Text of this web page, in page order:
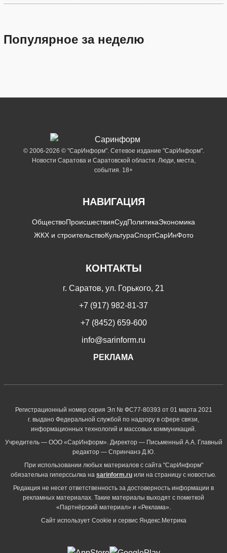
Популярное за неделю
© 2006-2026 © "СарИнформ". Сетевое издание "СарИнформ".
Новости Саратова и Саратовской области. Люди, места,
события. 18+
НАВИГАЦИЯ
ОбществоПроисшествияСудПолитикаЭкономика
ЖКХ и строительствоКультураСпортСарИнФото
КОНТАКТЫ
г. Саратов, ул. Горького, 21
+7 (917) 982-81-37
+7 (8452) 659-600
info@sarinform.ru
РЕКЛАМА
Регистрационный номер серия Эл № ФС77-80393 от 01 марта 2021
г. выдано Федеральной службой по надзору в сфере связи,
информационных технологий и массовых коммуникаций.
Учредитель — ООО «СарИнформ». Директор — Письменный А.А. Главный
редактор — Спринчанэ Д.Ю.
При использовании любых материалов с сайта "СарИнформ"
обязательна гиперссылка на sarinform.ru или на страницу с новостью.
Редакция не несет ответственность за достоверность информации в
рекламных материалах. Такие материалы выходят с пометкой
«Партнёрский материал» и «Реклама».
Сайт использует Cookie и сервиc Яндекс.Метрика